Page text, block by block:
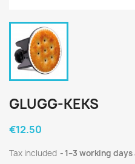
GLUGG-KEKS
€12.50
Tax included 1–3 working